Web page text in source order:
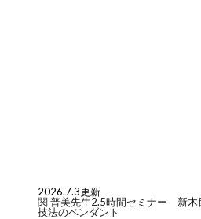
2026.7.3更新
関 普美先生2.5時間セミナー 新
技法のペンダント